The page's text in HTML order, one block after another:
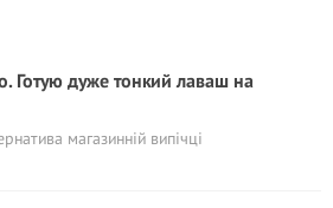
Готую дуже тонкий лаваш на
магазинній випічці